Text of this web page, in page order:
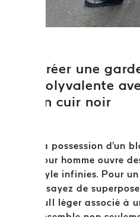
Créer une
polyvalente
en cuir noir
La possession d'un
pour homme ouvre
style infinies. Pour
essayez de
pull léger associé à